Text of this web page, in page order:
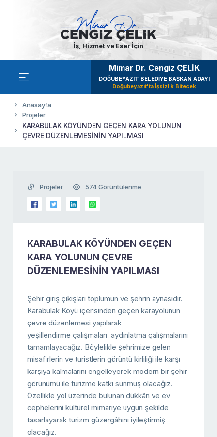
İş, Hizmet ve Eser İçin
Mimar Dr. Cengiz ÇELİK
DOĞUBEYAZIT BELEDİYE BAŞKAN ADAYI
Doğubeyazıt'ta İşsizlik Bitecek
Anasayfa
Projeler
KARABULAK KÖYÜNDEN GEÇEN KARA YOLUNUN
ÇEVRE DÜZENLEMESİNİN YAPILMASI
Projeler 574 Görüntülenme
KARABULAK KÖYÜNDEN GEÇEN
KARA YOLUNUN ÇEVRE
DÜZENLEMESİNİN YAPILMASI
Şehir giriş çıkışları toplumun ve şehrin aynasıdır.
Karabulak Köyü içerisinden geçen karayolunun
çevre düzenlemesi yapılarak
yeşillendirme çalışmaları, aydınlatma çalışmalarını
tamamlayacağız. Böylelikle şehrimize gelen
misafirlerin ve turistlerin görüntü kirliliği ile karşı
karşıya kalmalarını engelleyerek modern bir şehir
görünümü ile turizme katkı sunmuş olacağız.
Özellikle yol üzerinde bulunan dükkân ve ev
cephelerini kültürel mimariye uygun şekilde
tasarlayarak turizm güzergâhını iyileştirmiş
olacağız.